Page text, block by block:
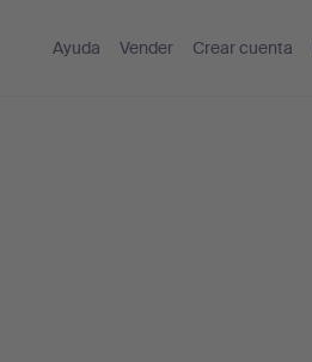
Ayuda Vender Crear cuenta